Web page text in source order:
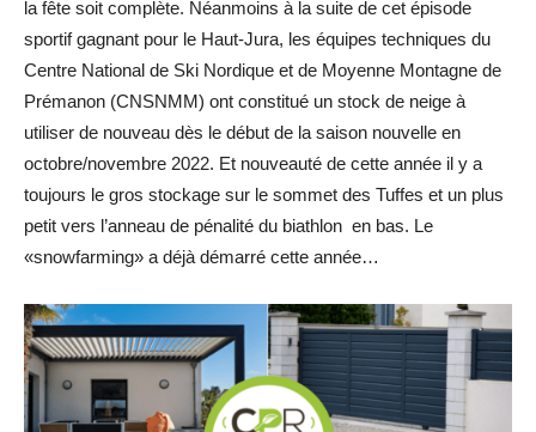
la fête soit complète. Néanmoins à la suite de cet épisode
sportif gagnant pour le Haut-Jura, les équipes techniques du
Centre National de Ski Nordique et de Moyenne Montagne de
Prémanon (CNSNMM) ont constitué un stock de neige à
utiliser de nouveau dès le début de la saison nouvelle en
octobre/novembre 2022. Et nouveauté de cette année il y a
toujours le gros stockage sur le sommet des Tuffes et un plus
petit vers l’anneau de pénalité du biathlon en bas. Le
«snowfarming» a déjà démarré cette année…